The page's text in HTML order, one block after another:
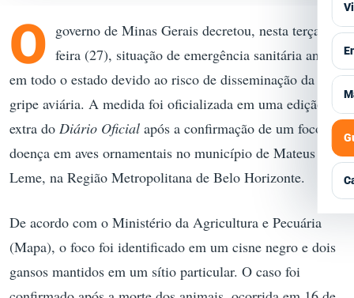
O governo de Minas Gerais decretou, nesta terça-
feira (27), situação de emergência sanitária animal
em todo o estado devido ao risco de disseminação da
gripe aviária. A medida foi oficializada em uma edição
extra do Diário Oficial após a confirmação de um foco da
doença em aves ornamentais no município de Mateus
Leme, na Região Metropolitana de Belo Horizonte.
De acordo com o Ministério da Agricultura e Pecuária
(Mapa), o foco foi identificado em um cisne negro e dois
gansos mantidos em um sítio particular. O caso foi